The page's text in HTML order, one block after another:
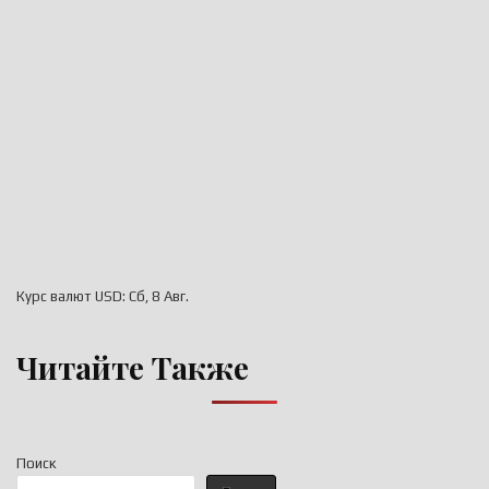
Поиск
Курс валют USD: Сб, 8 Авг.
Читайте Также